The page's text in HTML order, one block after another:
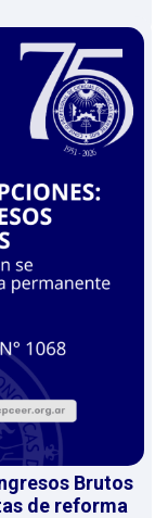
Brutos
de reforma